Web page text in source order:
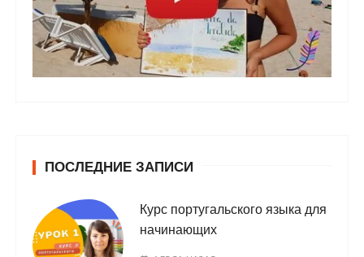
ПОСЛЕДНИЕ ЗАПИСИ
Курс португальского языка для
начинающих